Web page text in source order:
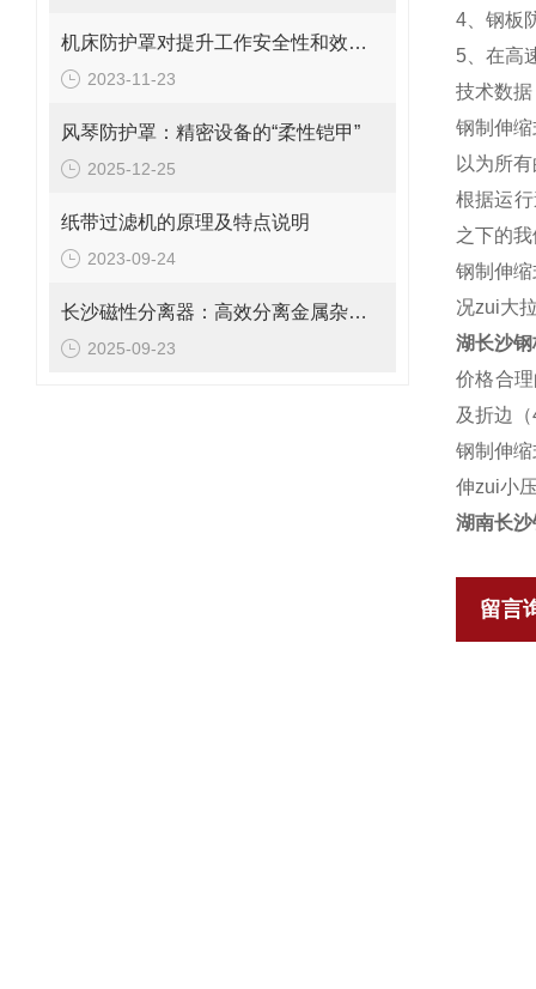
机床防护罩对提升工作安全性和效率的重要性探究
2023-11-23
风琴防护罩：精密设备的“柔性铠甲”
2025-12-25
纸带过滤机的原理及特点说明
2023-09-24
长沙磁性分离器：高效分离金属杂质的理想设备
2025-09-23
4、钢板
5、在高
技术数据
钢制伸
以为所
根据运
之下的
钢制伸
况zui大
湖长沙
价格合
及折边
钢制伸
伸zui小
湖南长
留言